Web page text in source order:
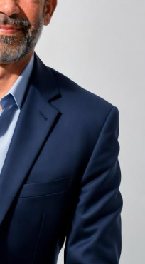
mai frecvente
în recenziile online,
pentru servicii și
identifică pardoseala
descriu simplu senzația
în absorbția acestor
frecventă dintre
Un material cu
reduce transmiterea
și către etajele
ales în clădirile mai
proiectate inițial